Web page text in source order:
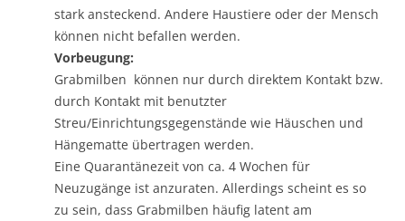
stark ansteckend. Andere Haustiere oder der Mensch
können nicht befallen werden.
Vorbeugung:
Grabmilben können nur durch direktem Kontakt bzw.
durch Kontakt mit benutzter
Streu/Einrichtungsgegenstände wie Häuschen und
Hängematte übertragen werden.
Eine Quarantänezeit von ca. 4 Wochen für
Neuzugänge ist anzuraten. Allerdings scheint es so
zu sein, dass Grabmilben häufig latent am